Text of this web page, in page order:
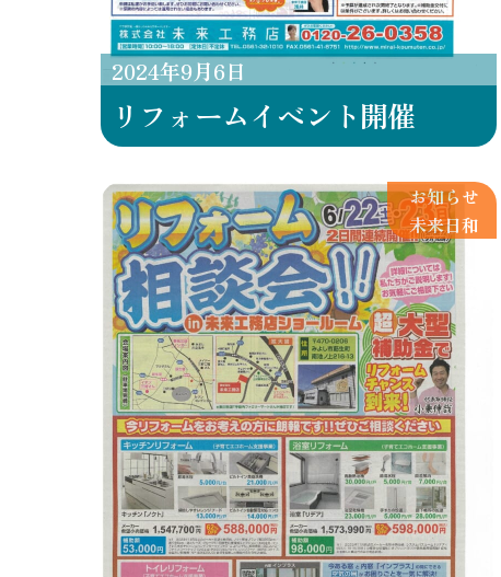
2024年9月6日
リフォームイベント開催
お知らせ
未来日和